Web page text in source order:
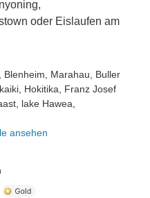
oder Eislaufen am
, Blenheim , Marahau , Buller
, Hokitika , Franz Josef
, lake Hawea
ansehen